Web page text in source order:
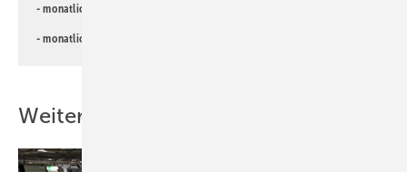
- monatlicher
- monatlicher
Weitere Inhalte